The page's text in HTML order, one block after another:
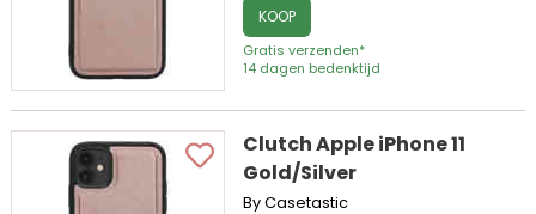
KOOP
Gratis verzenden*
14 dagen bedenktijd
Clutch Apple iPhone 11
Gold/Silver
By Casetastic